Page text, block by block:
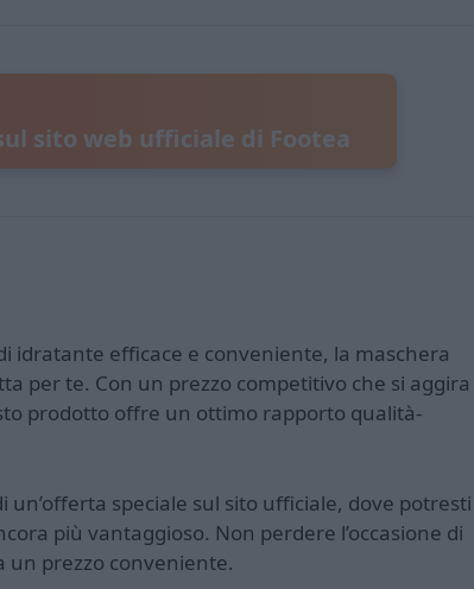
sito web ufficiale di Footea
idratante efficace e conveniente, la maschera
per te. Con un prezzo competitivo che si aggira
prodotto offre un ottimo rapporto qualità-
speciale sul sito ufficiale, dove potresti
più vantaggioso. Non perdere l’occasione di
un prezzo conveniente.